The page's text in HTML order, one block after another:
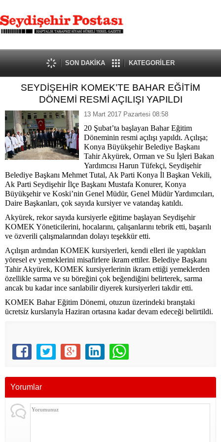
SON DAKİKA KATEGORİLER
SEYDİŞEHİR KOMEK’TE BAHAR EĞİTİM
DÖNEMİ RESMİ AÇILIŞI YAPILDI
13 Mart 2017 Pazartesi 08:58
20 Şubat’ta başlayan Bahar Eğitim
Döneminin resmi açılışı yapıldı. Açılışa;
Konya Büyükşehir Belediye Başkanı
Tahir Akyürek, Orman ve Su İşleri Bakan
Yardımcısı Harun Tüfekçi, Seydişehir
Belediye Başkanı Mehmet Tutal, Ak Parti Konya İl Başkan Vekili,
Ak Parti Seydişehir İlçe Başkanı Mustafa Konurer, Konya
Büyükşehir ve Koski’nin Genel Müdür, Genel Müdür Yardımcıları,
Daire Başkanları, çok sayıda kursiyer ve vatandaş katıldı.
Akyürek, rekor sayıda kursiyerle eğitime başlayan Seydişehir
KOMEK Yöneticilerini, hocalarını, çalışanlarını tebrik etti, başarılı
ve özverili çalışmalarından dolayı teşekkür etti.
Açılışın ardından KOMEK kursiyerleri, kendi elleri ile yaptıkları
yöresel ev yemeklerini misafirlere ikram ettiler. Belediye Başkanı
Tahir Akyürek, KOMEK kursiyerlerinin ikram ettiği yemeklerden
özellikle sarma ve su böreğini çok beğendiğini belirterek, sarma
ancak bu kadar ince sarılabilir diyerek kursiyerleri takdir etti.
KOMEK Bahar Eğitim Dönemi, otuzun üzerindeki branştaki
ücretsiz kurslarıyla Haziran ortasına kadar devam edeceği belirtildi.
Yorumlar